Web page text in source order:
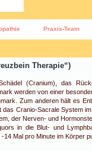
Praxis-Team
Therapie“)
(Cranium), das
werden von einer
Zum anderen hält es
Cranio-Sacrale System
der Nerven- und
in die Blut- und
Mal pro Minute im Körper